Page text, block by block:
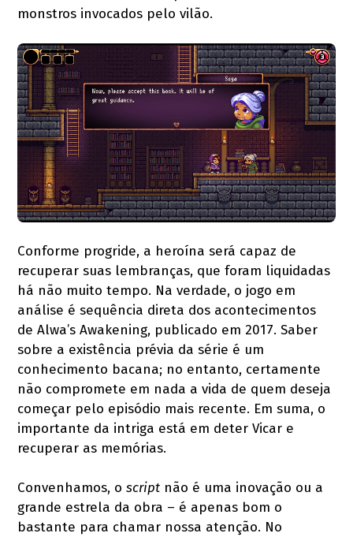
monstros invocados pelo vilão.
Conforme progride, a heroína será capaz de
recuperar suas lembranças, que foram liquidadas
há não muito tempo. Na verdade, o jogo em
análise é sequência direta dos acontecimentos
de Alwa’s Awakening, publicado em 2017. Saber
sobre a existência prévia da série é um
conhecimento bacana; no entanto, certamente
não compromete em nada a vida de quem deseja
começar pelo episódio mais recente. Em suma, o
importante da intriga está em deter Vicar e
recuperar as memórias.
Convenhamos, oscript não é uma inovação ou a
grande estrela da obra – é apenas bom o
bastante para chamar nossa atenção. No